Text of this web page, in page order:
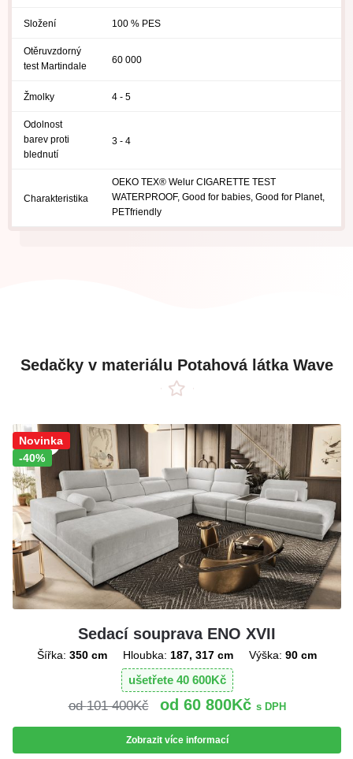
Složení 100 % PES
Otěruvzdorný
test Martindale
60 000
Žmolky 4 - 5
Odolnost
barev proti
blednutí
3 - 4
Charakteristika
OEKO TEX® Welur CIGARETTE TEST
WATERPROOF, Good for babies, Good for Planet,
PETfriendly
Sedačky v materiálu Potahová látka Wave
Sleva!
-40%
Novinka
Sedací souprava ENO XVII
Šířka: 350 cm Hloubka: 187, 317 cm Výška: 90 cm
ušetřete 40 600Kč
101 400Kč 60 800Kč s DPH
Zobrazit více informací